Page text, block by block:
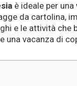
è ideale per una
da cartolina,
e le attività che
una vacanza di